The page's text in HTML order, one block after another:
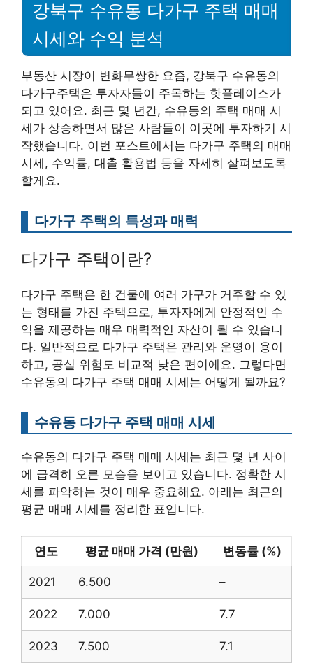
강북구 수유동 다가구 주택 매매
시세와 수익 분석
부동산 시장이 변화무쌍한 요즘, 강북구 수유동의
다가구주택은 투자자들이 주목하는 핫플레이스가
되고 있어요. 최근 몇 년간, 수유동의 주택 매매 시
세가 상승하면서 많은 사람들이 이곳에 투자하기 시
작했습니다. 이번 포스트에서는 다가구 주택의 매매
시세, 수익률, 대출 활용법 등을 자세히 살펴보도록
할게요.
다가구 주택의 특성과 매력
다가구 주택이란?
다가구 주택은 한 건물에 여러 가구가 거주할 수 있
는 형태를 가진 주택으로, 투자자에게 안정적인 수
익을 제공하는 매우 매력적인 자산이 될 수 있습니
다. 일반적으로 다가구 주택은 관리와 운영이 용이
하고, 공실 위험도 비교적 낮은 편이에요. 그렇다면
수유동의 다가구 주택 매매 시세는 어떻게 될까요?
수유동 다가구 주택 매매 시세
수유동의 다가구 주택 매매 시세는 최근 몇 년 사이
에 급격히 오른 모습을 보이고 있습니다. 정확한 시
세를 파악하는 것이 매우 중요해요. 아래는 최근의
평균 매매 시세를 정리한 표입니다.
연도 평균 매매 가격 (만원) 변동률 (%)
2021 6.500 –
2022 7.000 7.7
2023 7.500 7.1